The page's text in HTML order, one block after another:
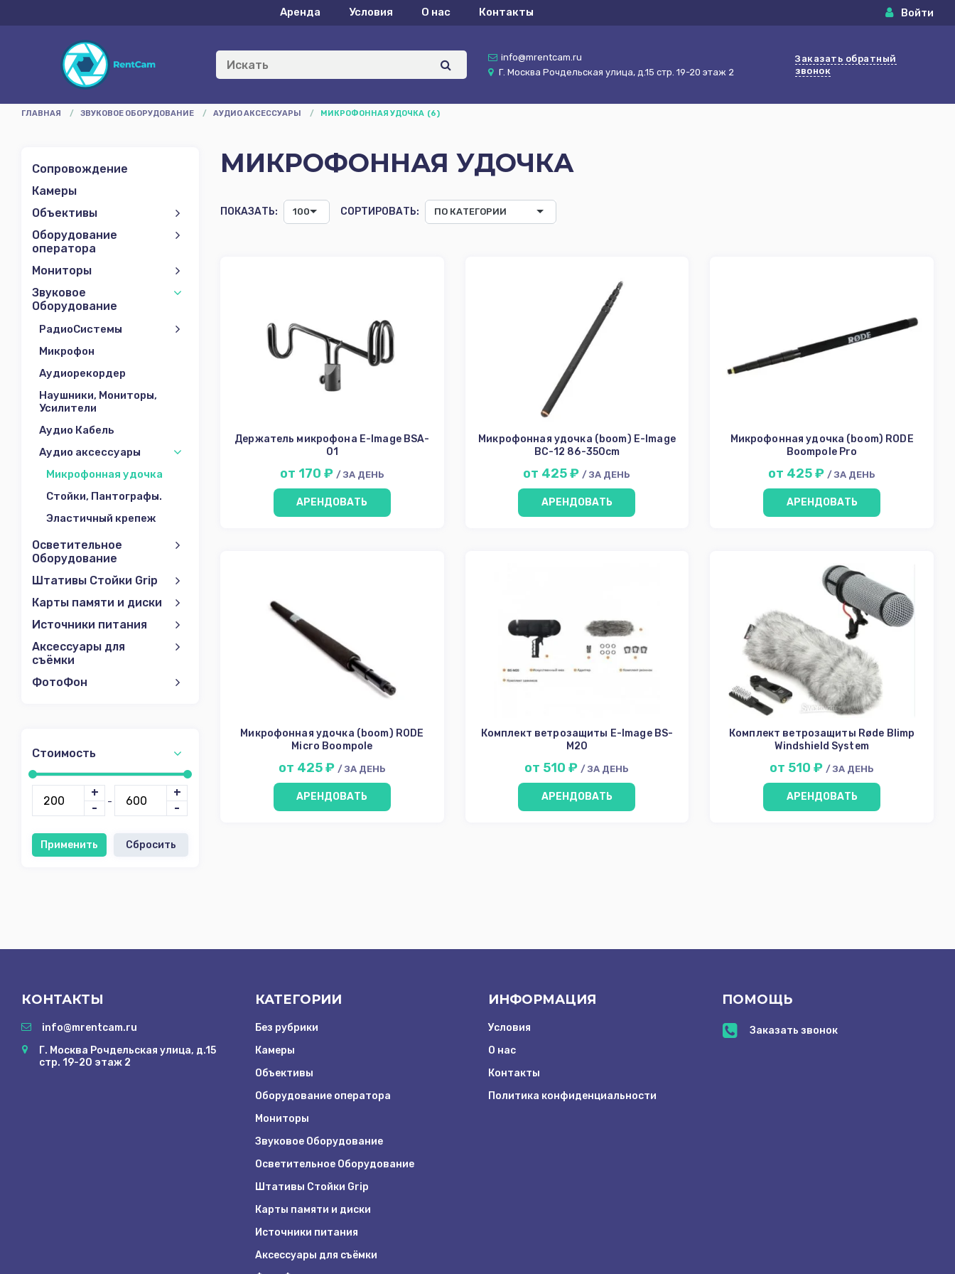
Аренда Условия О нас Контакты Войти
info@mrentcam.ru
Г. Москва Рочдельская улица, д.15 стр. 19-20 этаж 2
Заказать обратный
звонок
ГЛАВНАЯ / ЗВУКОВОЕ ОБОРУДОВАНИЕ / АУДИО АКСЕССУАРЫ / МИКРОФОННАЯ УДОЧКА (6)
Сопровождение
Камеры
Объективы
Оборудование
оператора
Мониторы
Звуковое
Оборудование
РадиоСистемы
Микрофон
Аудиорекордер
Наушники, Мониторы,
Усилители
Аудио Кабель
Аудио аксессуары
Микрофонная удочка
Стойки, Пантографы.
Эластичный крепеж
Осветительное
Оборудование
Штативы Стойки Grip
Карты памяти и диски
Источники питания
Аксессуары для
съёмки
ФотоФон
Стоимость
+
-
-
+
-
Применить Сбросить
МИКРОФОННАЯ УДОЧКА
ПОКАЗАТЬ: 100 СОРТИРОВАТЬ: ПО КАТЕГОРИИ
Держатель микрофона E-Image BSA-
01
от 170 ₽ / ЗА ДЕНЬ
АРЕНДОВАТЬ
Микрофонная удочка (boom) E-Image
BC-12 86-350cm
от 425 ₽/ ЗА ДЕНЬ
АРЕНДОВАТЬ
Микрофонная удочка (boom) RODE
Boompole Pro
от 425 ₽/ ЗА ДЕНЬ
АРЕНДОВАТЬ
Микрофонная удочка (boom) RODE
Micro Boompole
от 425 ₽ / ЗА ДЕНЬ
АРЕНДОВАТЬ
Комплект ветрозащиты E-Image BS-
M20
от 510 ₽/ ЗА ДЕНЬ
АРЕНДОВАТЬ
Комплект ветрозащиты Røde Blimp
Windshield System
от 510 ₽/ ЗА ДЕНЬ
АРЕНДОВАТЬ
КОНТАКТЫ
info@mrentcam.ru
Г. Москва Рочдельская улица, д.15
стр. 19-20 этаж 2
КАТЕГОРИИ
Без рубрики
Камеры
Объективы
Оборудование оператора
Мониторы
Звуковое Оборудование
Осветительное Оборудование
Штативы Стойки Grip
Карты памяти и диски
Источники питания
Аксессуары для съёмки
ИНФОРМАЦИЯ
Условия
О нас
Контакты
Политика конфиденциальности
ПОМОЩЬ
Заказать звонок